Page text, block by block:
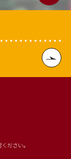
ださい。